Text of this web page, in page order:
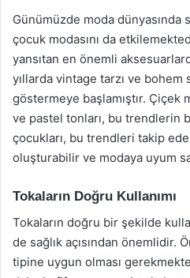
Günümüzde moda
çocuk modasını da
yansıtan en önemli
yıllarda vintage tarzı ve
göstermeye başlamıştır.
ve pastel tonları, bu trendlerin
çocukları, bu trendleri takip
oluşturabilir ve modaya uyum
Tokaların Doğru Kullanımı
Tokaların doğru bir şekilde
de sağlık açısından önemlidir.
tipine uygun olması